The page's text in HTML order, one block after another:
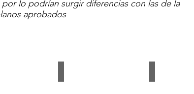
lo podrían surgir diferencias con las de la
aprobados